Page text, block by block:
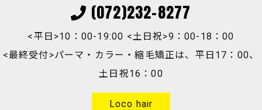
(072)232-8277
<平日>10：00-19:00 <土日祝>9：00-18：00
<最終受付>パーマ・カラー・縮毛矯正は、平日17：00、
土日祝16：00
Loco hair